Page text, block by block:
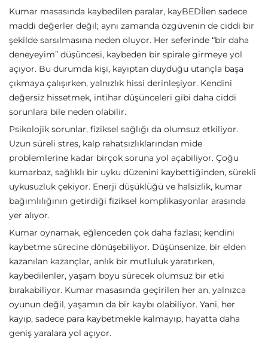
Kumar masasında kaybedilen paralar, kayBEDİlen sadece
maddi değerler değil; aynı zamanda özgüvenin de ciddi bir
şekilde sarsılmasına neden oluyor. Her seferinde “bir daha
deneyeyim” düşüncesi, kaybeden bir spirale girmeye yol
açıyor. Bu durumda kişi, kayıptan duyduğu utançla başa
çıkmaya çalışırken, yalnızlık hissi derinleşiyor. Kendini
değersiz hissetmek, intihar düşünceleri gibi daha ciddi
sorunlara bile neden olabilir.
Psikolojik sorunlar, fiziksel sağlığı da olumsuz etkiliyor.
Uzun süreli stres, kalp rahatsızlıklarından mide
problemlerine kadar birçok soruna yol açabiliyor. Çoğu
kumarbaz, sağlıklı bir uyku düzenini kaybettiğinden, sürekli
uykusuzluk çekiyor. Enerji düşüklüğü ve halsizlik, kumar
bağımlılığının getirdiği fiziksel komplikasyonlar arasında
yer alıyor.
Kumar oynamak, eğlenceden çok daha fazlası; kendini
kaybetme sürecine dönüşebiliyor. Düşünsenize, bir elden
kazanılan kazançlar, anlık bir mutluluk yaratırken,
kaybedilenler, yaşam boyu sürecek olumsuz bir etki
bırakabiliyor. Kumar masasında geçirilen her an, yalnızca
oyunun değil, yaşamın da bir kaybı olabiliyor. Yani, her
kayıp, sadece para kaybetmekle kalmayıp, hayatta daha
geniş yaralara yol açıyor.